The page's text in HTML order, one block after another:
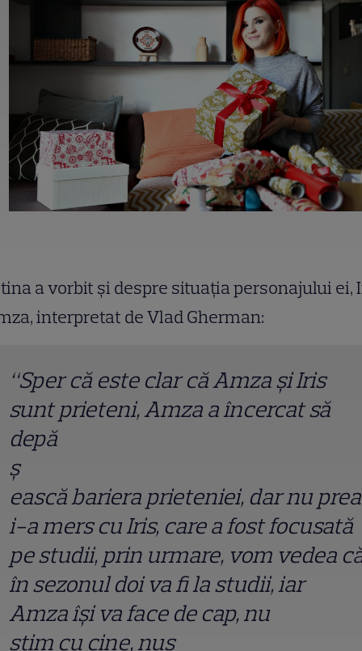
a vorbit și despre situația personajului ei,
interpretat de Vlad Gherman:
“Sper că este clar că Amza şi Iris
sunt prieteni, Amza a încercat să
depă
ș
ească bariera prieteniei, dar nu prea
i-a mers cu Iris, care a fost focusată
pe studii, prin urmare, vom vedea
în sezonul doi va fi la studii, iar
Amza îşi va face de cap, nu
știm cu cine, nuș